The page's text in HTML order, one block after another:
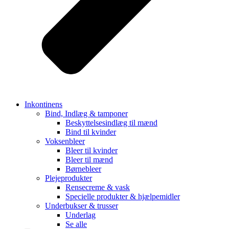
Inkontinens
Bind, Indlæg & tamponer
Beskyttelsesindlæg til mænd
Bind til kvinder
Voksenbleer
Bleer til kvinder
Bleer til mænd
Børnebleer
Plejeprodukter
Rensecreme & vask
Specielle produkter & hjælpemidler
Underbukser & trusser
Underlag
Se alle